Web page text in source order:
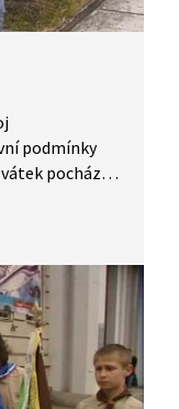
podmínky
pochází?
jsou
a mužům.